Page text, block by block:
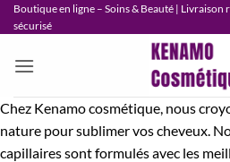
Passer
au
Boutique en ligne – Soins & Beauté | Livraison
sécurisé
Chez Kenamo cosmétique, nous
nature pour sublimer vos cheveux.
capillaires sont formulés avec les